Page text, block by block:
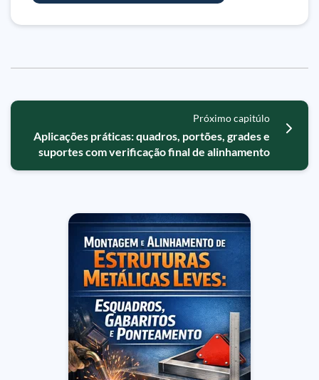
Próximo capitúlo
Aplicações práticas: quadros, portões, grades e
suportes com verificação final de alinhamento